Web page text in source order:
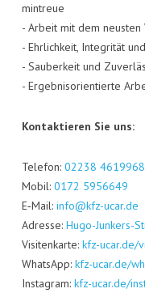
min­treue
- Arbeit mit dem neus­ten
- Ehr­lich­keit, Inte­gri­tät
- Sau­ber­keit und
- Ergeb­nis­ori­en­tier­te
Kon­tak­tie­ren Sie uns:
Tele­fon: 02238 4619968
Mobil: 0172 5956649
E‑Mail: info@kfz-ucar.de
Adres­se: Hugo-Jun­kers-
Visi­ten­kar­te: kfz-ucar.de/
Whats­App: kfz-ucar.de/
Insta­gram: kfz-ucar.de/